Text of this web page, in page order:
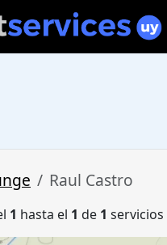
Raul Castro
1 hasta el 1 de 1